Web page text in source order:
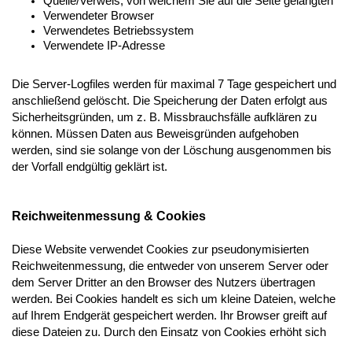
Verwendeter Browser
Verwendetes Betriebssystem
Verwendete IP-Adresse
Die Server-Logfiles werden für maximal 7 Tage gespeichert und
anschließend gelöscht. Die Speicherung der Daten erfolgt aus
Sicherheitsgründen, um z. B. Missbrauchsfälle aufklären zu
können. Müssen Daten aus Beweisgründen aufgehoben
werden, sind sie solange von der Löschung ausgenommen bis
der Vorfall endgültig geklärt ist.
Reichweitenmessung & Cookies
Diese Website verwendet Cookies zur pseudonymisierten
Reichweitenmessung, die entweder von unserem Server oder
dem Server Dritter an den Browser des Nutzers übertragen
werden. Bei Cookies handelt es sich um kleine Dateien, welche
auf Ihrem Endgerät gespeichert werden. Ihr Browser greift auf
diese Dateien zu. Durch den Einsatz von Cookies erhöht sich